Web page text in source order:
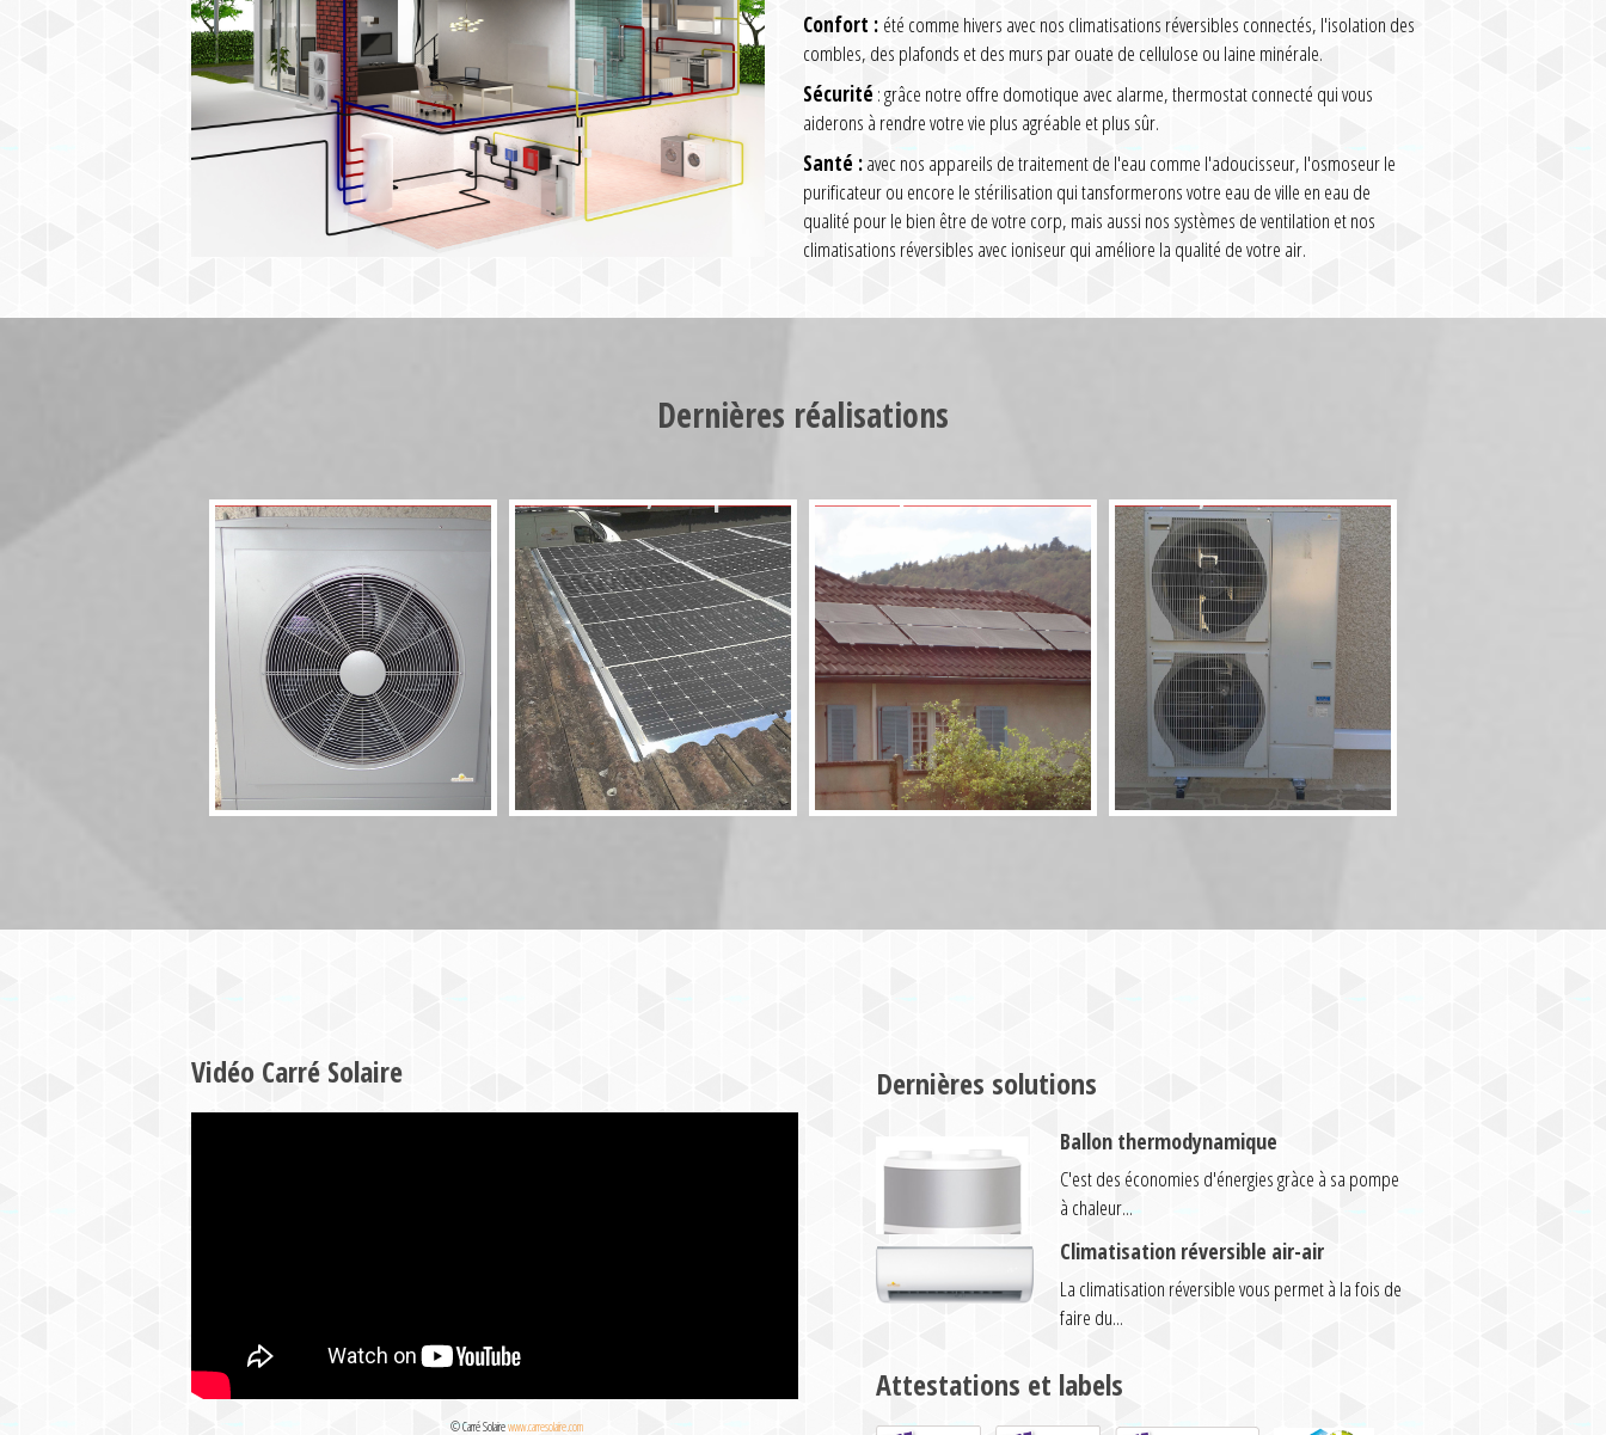
Confort : été comme hivers avec nos climatisations réversibles connectés, l'isolation des
combles, des plafonds et des murs par ouate de cellulose ou laine minérale.
Sécurité : grâce notre offre domotique avec alarme, thermostat connecté qui vous
aiderons à rendre votre vie plus agréable et plus sûr.
Santé :avec nos appareils de traitement de l'eau comme l'adoucisseur, l'osmoseur le
purificateur ou encore le stérilisation qui tansformerons votre eau de ville en eau de
qualité pour le bien être de votre corp, mais aussi nos systèmes de ventilation et nos
climatisations réversibles avec ioniseur qui améliore la qualité de votre air.
Dernières réalisations
HT70 17kW
Rivsol 5,8 couplé
panneaux
11,5kW Combi
Vidéo Carré Solaire
© Carré Solairewww.carresolaire.com
Dernières solutions
Ballon thermodynamique
C'est des économies d'énergies gràce à sa pompe
à chaleur...
Climatisation réversible air-air
La climatisation réversible vous permet à la fois de
faire du...
Attestations et labels